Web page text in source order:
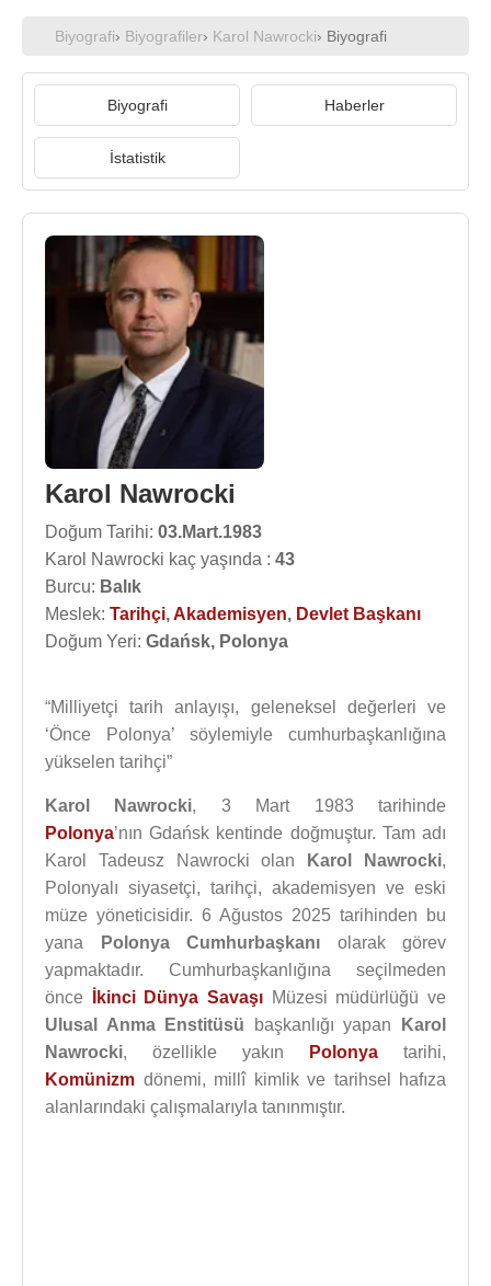
Biyografi› Biyografiler› Karol Nawrocki› Biyografi
Biyografi Haberler
İstatistik
Karol Nawrocki
Doğum Tarihi: 03.Mart.1983
Karol Nawrocki kaç yaşında : 43
Burcu: Balık
Meslek: Tarihçi,Akademisyen, Devlet Başkanı
Doğum Yeri: Gdańsk, Polonya
“Milliyetçi tarih anlayışı, geleneksel değerleri ve
‘Önce Polonya’ söylemiyle cumhurbaşkanlığına
yükselen tarihçi”
Karol Nawrocki, 3 Mart 1983 tarihinde
Polonya’nın Gdańsk kentinde doğmuştur. Tam adı
Karol Tadeusz Nawrocki olan
Karol Nawrocki,
Polonyalı siyasetçi, tarihçi, akademisyen ve eski
müze yöneticisidir. 6 Ağustos 2025 tarihinden bu
yana
Polonya Cumhurbaşkanı olarak görev
yapmaktadır. Cumhurbaşkanlığına seçilmeden
önce
İkinci Dünya Savaşı Müzesi müdürlüğü ve
Ulusal Anma Enstitüsü başkanlığı yapan
Karol
Nawrocki, özellikle yakın Polonya tarihi,
Komünizm dönemi, millî kimlik ve tarihsel hafıza
alanlarındaki çalışmalarıyla tanınmıştır.